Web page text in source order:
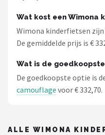
Cortina
Wat kost een Wimona
Wimona kinderfietsen zijn
De gemiddelde prijs is €
Wat is de
De goedkoopste optie is
camouflage voor € 332,70.
ALLE WIMONA